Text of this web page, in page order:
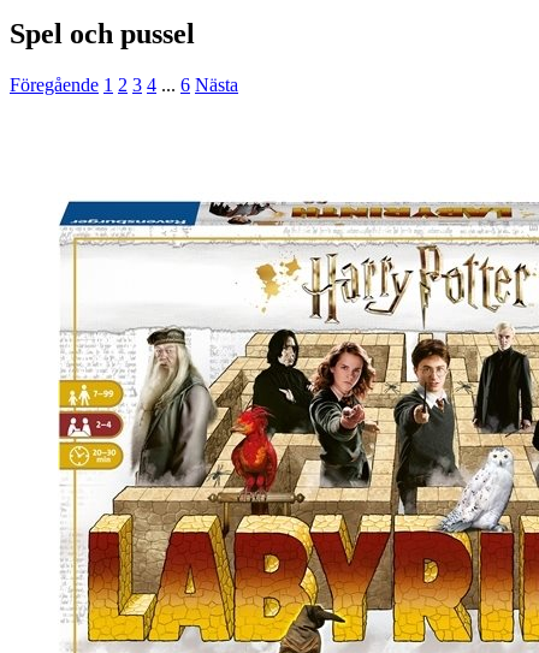
Spel och pussel
Föregående 1 2 3 4 ... 6 Nästa